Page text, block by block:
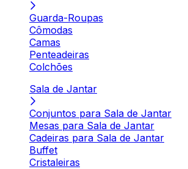
Guarda-Roupas
Cômodas
Camas
Penteadeiras
Colchões
Sala de Jantar
Conjuntos para Sala de Jantar
Mesas para Sala de Jantar
Cadeiras para Sala de Jantar
Buffet
Cristaleiras